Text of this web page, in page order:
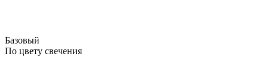
Базовый
По цвету свечения